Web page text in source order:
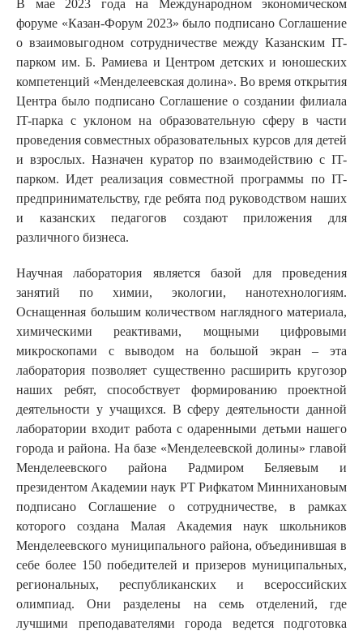
В мае 2023 года на Международном экономическом
форуме «Казан-Форум 2023» было подписано Соглашение
о взаимовыгодном сотрудничестве между Казанским IT-
парком им. Б. Рамиева и Центром детских и юношеских
компетенций «Менделеевская долина». Во время открытия
Центра было подписано Соглашение о создании филиала
IT-парка с уклоном на образовательную сферу в части
проведения совместных образовательных курсов для детей
и взрослых. Назначен куратор по взаимодействию с IT-
парком. Идет реализация совместной программы по IT-
предпринимательству, где ребята под руководством наших
и казанских педагогов создают приложения для
различного бизнеса.
Научная лаборатория является базой для проведения
занятий по химии, экологии, нанотехнологиям.
Оснащенная большим количеством наглядного материала,
химическими реактивами, мощными цифровыми
микроскопами с выводом на большой экран – эта
лаборатория позволяет существенно расширить кругозор
наших ребят, способствует формированию проектной
деятельности у учащихся. В сферу деятельности данной
лаборатории входит работа с одаренными детьми нашего
города и района. На базе «Менделеевской долины» главой
Менделеевского района Радмиром Беляевым и
президентом Академии наук РТ Рифкатом Миннихановым
подписано Соглашение о сотрудничестве, в рамках
которого создана Малая Академия наук школьников
Менделеевского муниципального района, объединившая в
себе более 150 победителей и призеров муниципальных,
региональных, республиканских и всероссийских
олимпиад. Они разделены на семь отделений, где
лучшими преподавателями города ведется подготовка